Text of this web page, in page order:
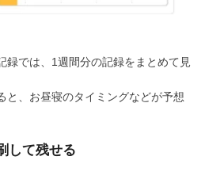
録では、1週間分の記録をまとめて見
と、お昼寝のタイミングなどが予想
して残せる